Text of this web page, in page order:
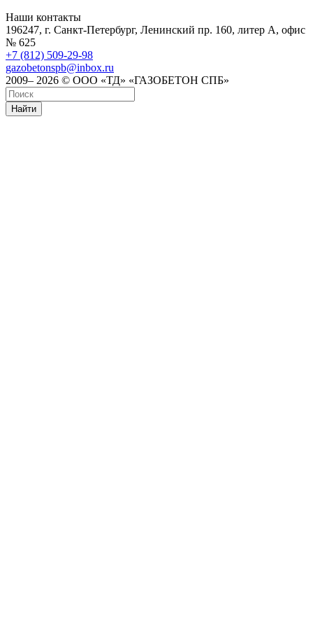
Наши контакты
196247, г. Санкт-Петербург, Ленинский пр. 160, литер А, офис
№ 625
+7 (812) 509-29-98
gazobetonspb@inbox.ru
2009– 2026 © ООО «ТД» «ГАЗОБЕТОН СПБ»
Найти